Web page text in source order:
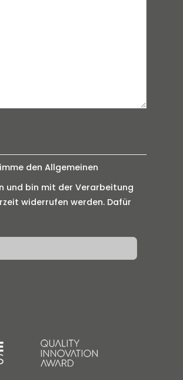
den Allgemeinen
und bin mit der Verarbeitung
widerrufen werden. Dafür